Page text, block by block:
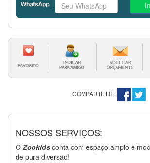
COMPARTILHE:
NOSSOS SERVIÇOS:
O Zookidsconta com espaço amplo e
de pura diversão!